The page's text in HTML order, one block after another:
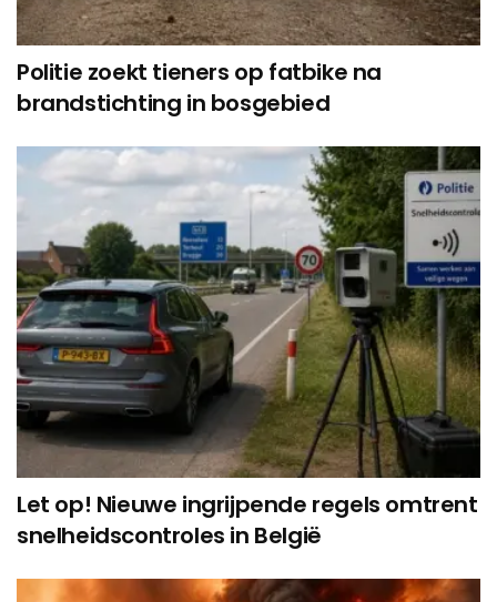
Politie zoekt tieners op fatbike na
brandstichting in bosgebied
Let op! Nieuwe ingrijpende regels omtrent
snelheidscontroles in België